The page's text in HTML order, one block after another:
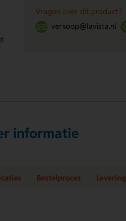
Vragen over dit product?
verkoop@lavista.nl
informatie
Bestelproces Levering